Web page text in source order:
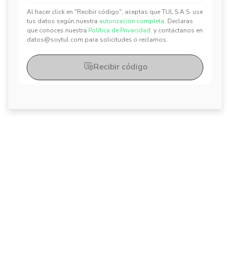
Al hacer click en "Recibir código", aceptas que TUL S.A.S. use
tus datos según nuestra autorización completa. Declaras
que conoces nuestra Política de Privacidad. y contáctanos en
datos@soytul.com para solicitudes o reclamos.
Recibir código